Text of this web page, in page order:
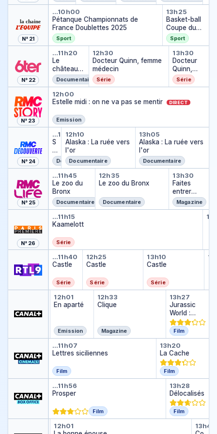
m
C
it
y
on
vérité
N° 21
Pétanque Championnats de
…10h00
Pétanque Championnats de
France Doublettes 2025
Sport
Basket-
13h25
Basket-ball
Coupe du
monde 3x3
2026
DIRECT
Sport
N° 22
Le château de mes rêves
…11h20
Le
château
de mes
rêves
Documentaire
Docteur Quinn, femme
12h30
Docteur Quinn, femme
médecin
Série
13h30
Docteur
Quinn,
femme
médecin
Série
N° 23
Estelle midi : on ne va pas se
12h00
Estelle midi : on ne va pas se mentir
DIRECT
Emission
N° 24
Seuls face à l'Alaska
…11h15
S
e
ul
s
a
c
e
à
A
s
k
a
Documentaire
Alaska : La ruée vers l'or
12h10
Alaska : La ruée vers
l'or
Documentaire
Alaska : La
13h05
Alaska : La ruée vers
l'or
Documentaire
N° 25
Le zoo du Bronx
…11h45
Le zoo du
Bronx
Documentaire
Le zoo du Bronx
12h35
Le zoo du Bronx
Documentaire
Faites
13h30
Faites
entrer
l'accusé
Magazine
N° 26
Kaamelott
…11h15
Kaamelott
Série
Castle
…11h40
Castle
Série
Castle
12h25
Castle
Série
Castle
13h10
Castle
Série
La boîte à questions
…11h57
La boîte à questions
…
En aparté
12h01
En aparté
Emission
Clique
12h33
Clique
Magazine
Jurassic
13h27
Jurassic
World :
Renaissanc
e Film
Lettres siciliennes
…11h07
Lettres siciliennes
Film
La Cache
13h20
La Cache
Film
Prosper
…11h56
Prosper
Film
13h28
Délocalisés
Film
Ocean's 8
…10h14
La bonne épouse
12h01
13h47